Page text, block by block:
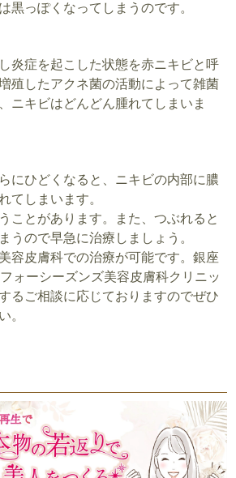
黒っぽくなってしまうのです。
炎症を起こした状態を赤ニキビと呼
殖したアクネ菌の活動によって雑菌
ニキビはどんどん腫れてしまいま
にひどくなると、ニキビの内部に膿
てしまいます。
ことがあります。また、つぶれると
うので早急に治療しましょう。
容皮膚科での治療が可能です。銀座
ォーシーズンズ美容皮膚科クリニッ
るご相談に応じておりますのでぜひ
。